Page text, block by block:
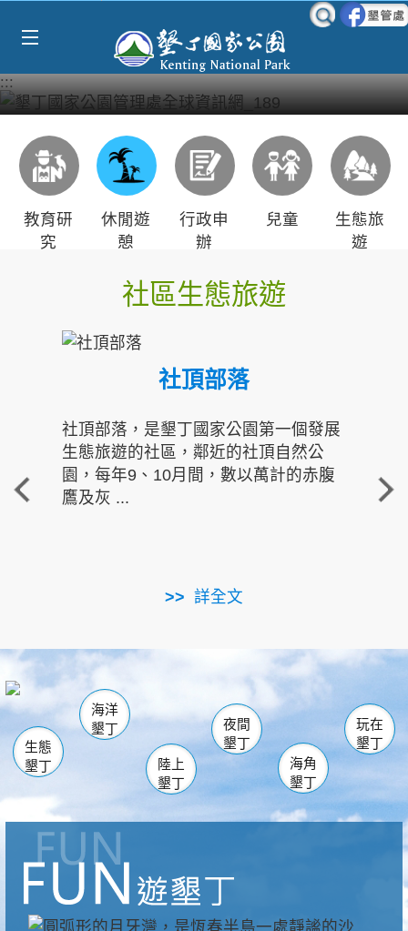
:::
教育研
究
休閒遊
憩
行政申
辦
兒童
生態旅
遊
社區生態旅遊
社頂部落
社頂部落，是墾丁國家公園第一個發展
生態旅遊的社區，鄰近的社頂自然公
園，每年9、10月間，數以萬計的赤腹
鷹及灰 ...
詳全文
重
走進
南仁湖
海生館
恆春 佳樂水
龍鑾潭自然中心 森林遊樂區
瓊麻館
關山 墾管處遊客中心
社頂公園 風吹沙
船帆石
白砂 龍磐公園
香蕉灣
砂島
鵝鑾鼻
生態
墾丁
海洋
墾丁
陸上
墾丁
夜間
墾丁
海角
墾丁
玩在
墾丁